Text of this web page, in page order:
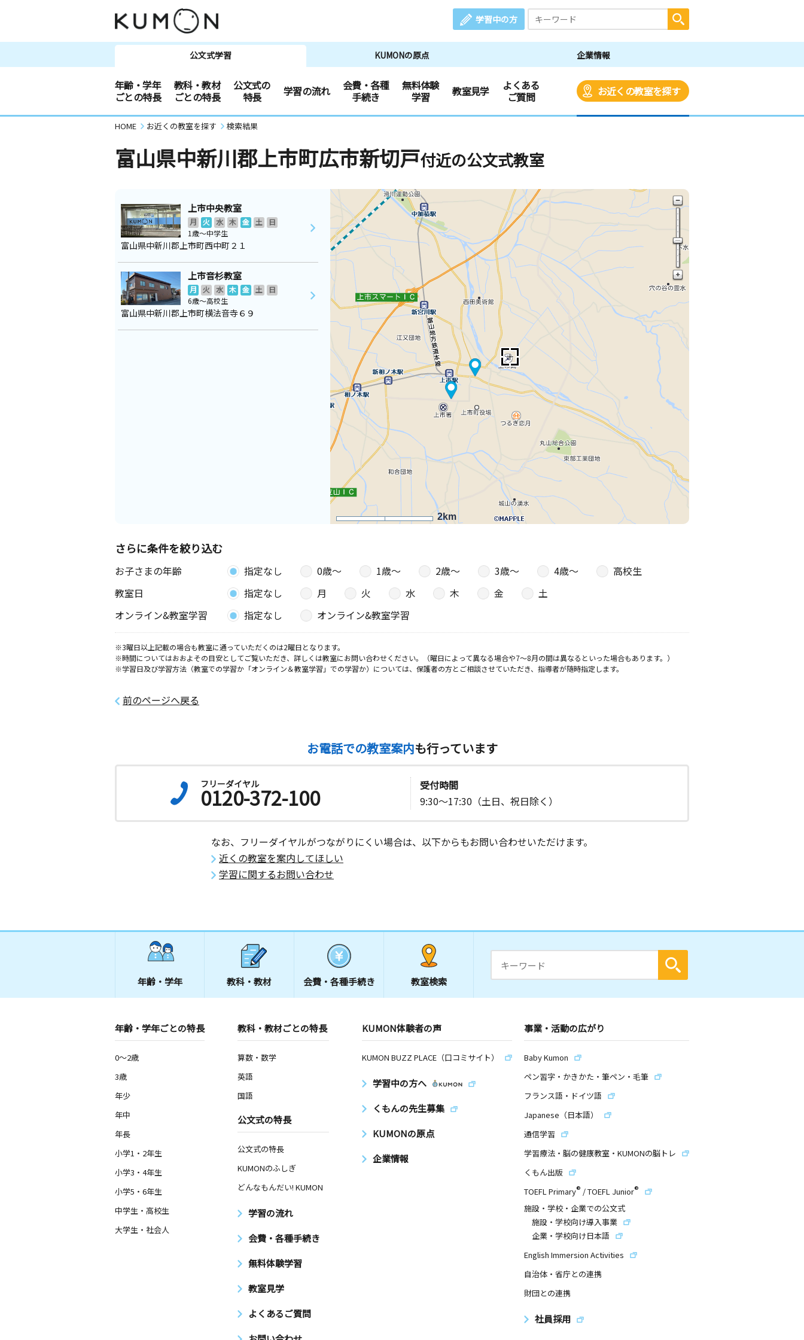
学習中の方
公文式学習 KUMONの原点 企業情報
年齢・学年
ごとの特長
教科・教材
ごとの特長
公文式の
特長
学習の流れ
会費・各種
手続き
無料体験
学習
教室見学
よくある
ご質問
お近くの教室を探す
HOME お近くの教室を探す 検索結果
富山県中新川郡上市町広市新切戸付近の公文式教室
2km
上市中央教室
月 火 水 木 金 土
日
1歳～中学生
富山県中新川郡上市町西中町２１
上市音杉教室
月 火 水 木 金 土
日
6歳～高校生
富山県中新川郡上市町横法音寺６９
さらに条件を絞り込む
お子さまの年齢 指定なし 0歳〜 1歳〜 2歳〜 3歳〜 4歳〜
高校生
教室日
指定なし 月 火 水 木 金
土
オンライン&教室学習
指定なし オンライン&教室学習
※3曜日以上記載の場合も教室に通っていただくのは2曜日となります。
※時間についてはおおよその目安としてご覧いただき、詳しくは教室にお問い合わせください。（曜日によって異なる場合や7～8月の間は異なるといった場合もあります。）
※学習日及び学習方法（教室での学習か「オンライン＆教室学習」での学習か）については、保護者の方とご相談させていただき、指導者が随時指定します。
前のページへ戻る
お電話での教室案内も行っています
フリーダイヤル
0120-372-100
受付時間
9:30～17:30（土日、祝日除く）
なお、フリーダイヤルがつながりにくい場合は、以下からもお問い合わせいただけます。
近くの教室を案内してほしい
学習に関するお問い合わせ
年齢・学年 教科・教材 会費・ 各種手続き 教室検索
年齢・学年ごとの特長
0～2歳
3歳
年少
年中
年長
小学1・2年生
小学3・4年生
小学5・6年生
中学生・高校生
大学生・社会人
教科・教材ごとの特長
算数・数学
英語
国語
公文式の特長
公文式の特長
KUMONのふしぎ
どんなもんだい! KUMON
学習の流れ
会費・各種手続き
無料体験学習
教室見学
よくあるご質問
KUMON体験者の声
KUMON BUZZ PLACE（口コミサイト）
学習中の方へ
くもんの先生募集
KUMONの原点
企業情報
事業・活動の広がり
Baby Kumon
ペン習字・かきかた・筆ペン・毛筆
フランス語・ドイツ語
Japanese（日本語）
通信学習
学習療法・脳の健康教室・KUMONの脳トレ
くもん出版
TOEFL Primary® /TOEFL Junior®
施設・学校・企業での公文式
施設・学校向け導入事業
企業・学校向け日本語
English Immersion Activities
自治体・省庁との連携
財団との連携
社員採用